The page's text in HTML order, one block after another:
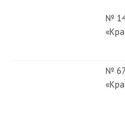
№
№